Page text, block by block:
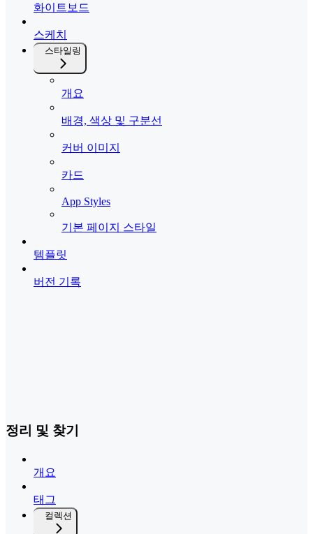
화이트보드
스케치
스타일링
개요
배경, 색상 및 구분선
커버 이미지
카드
App Styles
기본 페이지 스타일
템플릿
버전 기록
정리 및 찾기
개요
태그
컬렉션